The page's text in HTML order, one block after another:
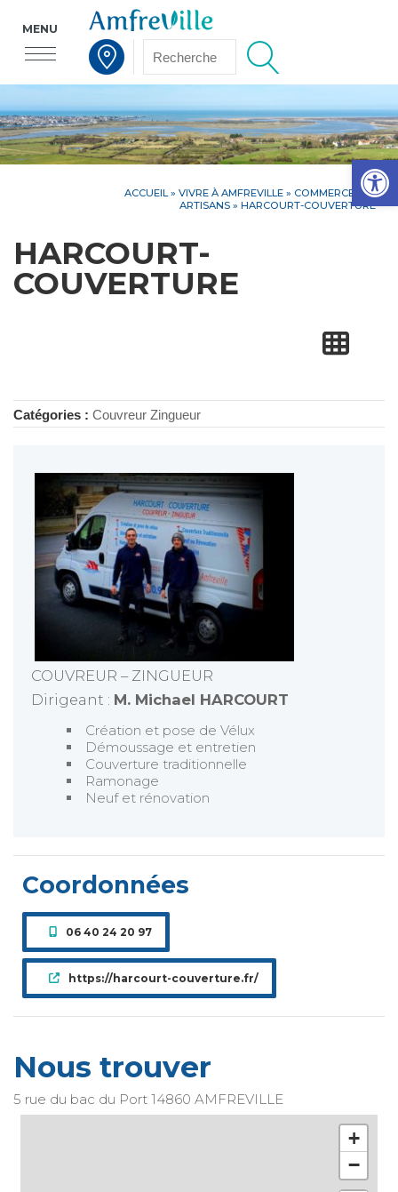
Voir la carte interactive
MENU
ACCUEIL » VIVRE À AMFREVILLE » COMMERCES ET
ARTISANS » HARCOURT-COUVERTURE
HARCOURT-
COUVERTURE
Catégories : Couvreur Zingueur
COUVREUR – ZINGUEUR
Dirigeant : M. Michael HARCOURT
Création et pose de Vélux
Démoussage et entretien
Couverture traditionnelle
Ramonage
Neuf et rénovation
Coordonnées
06 40 24 20 97
https://harcourt-couverture.fr/
Nous trouver
5 rue du bac du Port 14860 AMFREVILLE
+
−